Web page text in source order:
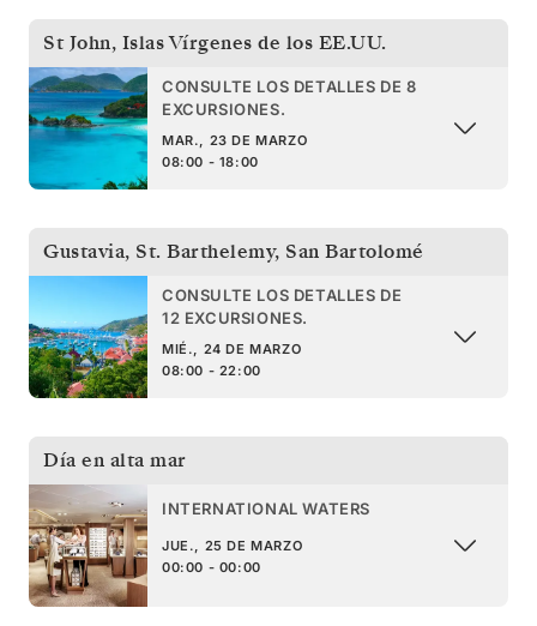
St John, Islas Vírgenes de los EE.UU.
CONSULTE LOS DETALLES DE 8
EXCURSIONES.
MAR., 23 DE MARZO
08:00 - 18:00
Gustavia, St. Barthelemy, San Bartolomé
CONSULTE LOS DETALLES DE
12 EXCURSIONES.
MIÉ., 24 DE MARZO
08:00 - 22:00
Día en alta mar
INTERNATIONAL WATERS
JUE., 25 DE MARZO
00:00 - 00:00